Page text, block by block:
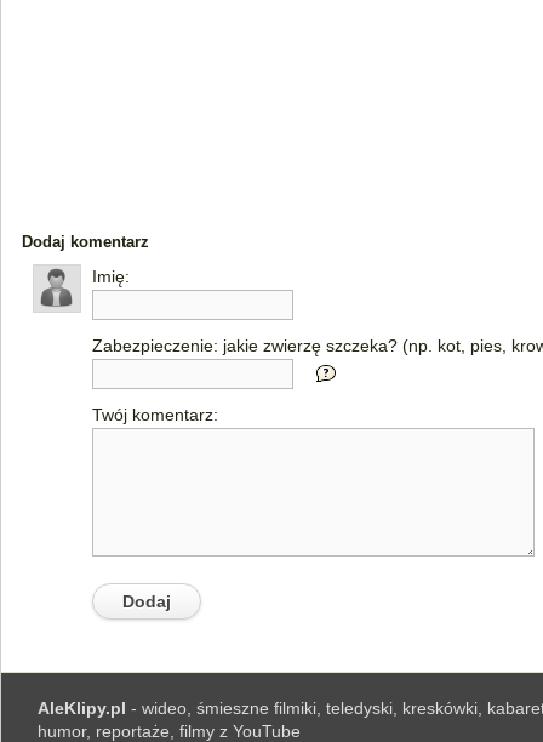
Dodaj komentarz
Imię:
Zabezpieczenie: jakie zwierzę szczeka? (np. kot, pies,
Twój komentarz:
AleKlipy.pl - wideo, śmieszne filmiki, teledyski, kreskówki,
humor, reportaże, filmy z YouTube